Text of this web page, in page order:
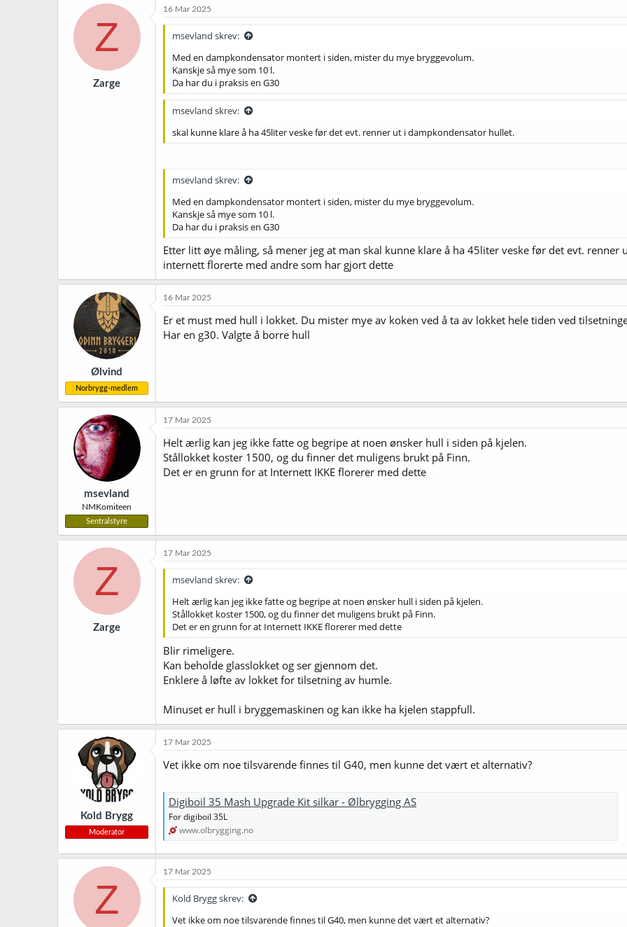
k
j
o
e
r
:
Z
Zarge
16 Mar 2025
msevland skrev:
Med en dampkondensator montert i siden, mister du mye bryggevolum.
Kanskje så mye som 10 l.
Da har du i praksis en G30
msevland skrev:
skal kunne klare å ha 45liter veske før det evt. renner ut i dampkondensator hullet.
msevland skrev:
Med en dampkondensator montert i siden, mister du mye bryggevolum.
Kanskje så mye som 10 l.
Da har du i praksis en G30
Etter litt øye måling, så mener jeg at man skal kunne klare å ha 45liter veske før det evt.
internett florerte med andre som har gjort dette
Ølvind
Norbrygg-medlem
16 Mar 2025
Er et must med hull i lokket. Du mister mye av koken ved å ta av lokket hele tiden ved
Har en g30. Valgte å borre hull
msevland
NMKomiteen
Sentralstyre
17 Mar 2025
Helt ærlig kan jeg ikke fatte og begripe at noen ønsker hull i siden på kjelen.
Stållokket koster 1500, og du finner det muligens brukt på Finn.
Det er en grunn for at Internett IKKE florerer med dette
Z
Zarge
17 Mar 2025
msevland skrev:
Helt ærlig kan jeg ikke fatte og begripe at noen ønsker hull i siden på kjelen.
Stållokket koster 1500, og du finner det muligens brukt på Finn.
Det er en grunn for at Internett IKKE florerer med dette
Blir rimeligere.
Kan beholde glasslokket og ser gjennom det.
Enklere å løfte av lokket for tilsetning av humle.
Minuset er hull i bryggemaskinen og kan ikke ha kjelen stappfull.
Kold Brygg
Moderator
17 Mar 2025
Vet ikke om noe tilsvarende finnes til G40, men kunne det vært et alternativ?
Digiboil 35 Mash Upgrade Kit silkar - Ølbrygging AS
For digiboil 35L
www.olbrygging.no
Z
17 Mar 2025
Kold Brygg skrev:
Vet ikke om noe tilsvarende finnes til G40, men kunne det vært et alternativ?